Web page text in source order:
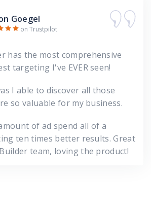
Goegel
on Trustpilot
has the most comprehensive
targeting I've EVER seen!
I able to discover all those
so valuable for my business.
of ad spend all of a
ten times better results. Great
team, loving the product!